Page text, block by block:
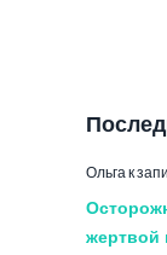
Ольга к
жертвой